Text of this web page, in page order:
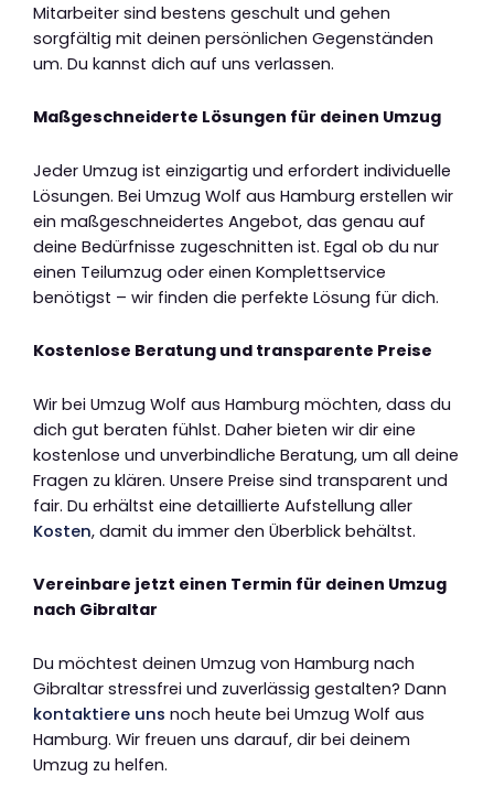
Mitarbeiter sind bestens geschult und gehen
sorgfältig mit deinen persönlichen Gegenständen
um. Du kannst dich auf uns verlassen.
Maßgeschneiderte Lösungen für deinen Umzug
Jeder Umzug ist einzigartig und erfordert individuelle
Lösungen. Bei Umzug Wolf aus Hamburg erstellen wir
ein maßgeschneidertes Angebot, das genau auf
deine Bedürfnisse zugeschnitten ist. Egal ob du nur
einen Teilumzug oder einen Komplettservice
benötigst – wir finden die perfekte Lösung für dich.
Kostenlose Beratung und transparente Preise
Wir bei Umzug Wolf aus Hamburg möchten, dass du
dich gut beraten fühlst. Daher bieten wir dir eine
kostenlose und unverbindliche Beratung, um all deine
Fragen zu klären. Unsere Preise sind transparent und
fair. Du erhältst eine detaillierte Aufstellung aller
Kosten, damit du immer den Überblick behältst.
Vereinbare jetzt einen Termin für deinen Umzug
nach Gibraltar
Du möchtest deinen Umzug von Hamburg nach
Gibraltar stressfrei und zuverlässig gestalten? Dann
kontaktiere uns noch heute bei Umzug Wolf aus
Hamburg. Wir freuen uns darauf, dir bei deinem
Umzug zu helfen.